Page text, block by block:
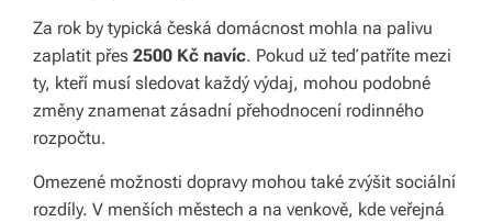
Za rok by typická česká domácnost mohla na palivu
zaplatit přes 2500 Kč navíc. Pokud už teď patříte mezi
ty, kteří musí sledovat každý výdaj, mohou podobné
změny znamenat zásadní přehodnocení rodinného
rozpočtu.
Omezené možnosti dopravy mohou také zvýšit sociální
rozdíly. V menších městech a na venkově, kde veřejná